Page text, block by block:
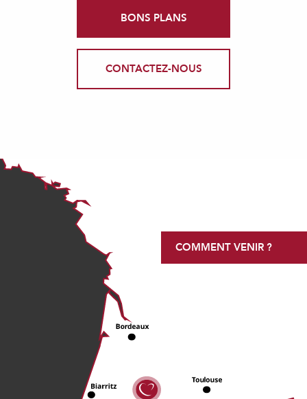
BONS PLANS
CONTACTEZ-NOUS
COMMENT VENIR ?